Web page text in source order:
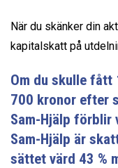
När du skänker din
kapitalskatt på
Om du skulle
700 kronor efter
Sam-Hjälp förblir
Sam-Hjälp är
sättet värd 43 %